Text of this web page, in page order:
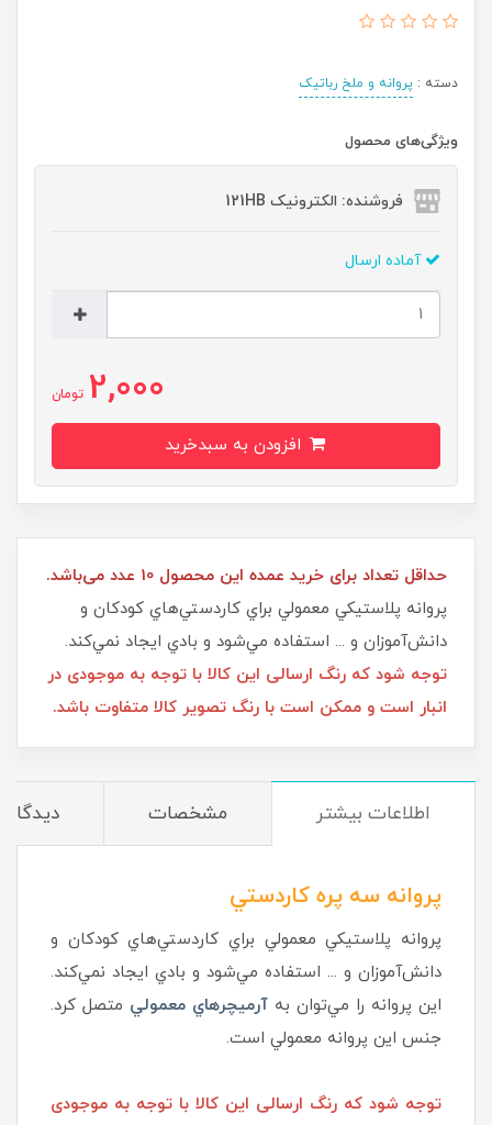
دسته : پروانه و ملخ رباتیک
ویژگی‌های محصول
فروشنده: الکترونیک 121HB
آماده ارسال
2,000 تومان
حداقل تعداد برای خرید عمده این محصول 10 عدد می‌باشد.
پروانه پلاستيكي معمولي براي كاردستي‌هاي كودكان و
دانش‌آموزان و ... استفاده مي‌شود و بادي ايجاد نمي‌كند.
توجه شود که رنگ ارسالی این کالا با توجه به موجودی در
انبار است و ممکن است با رنگ تصویر کالا متفاوت باشد.
اطلاعات بیشتر مشخصات
پروانه سه پره كاردستي
پروانه پلاستيكي معمولي براي كاردستي‌هاي كودكان و
دانش‌آموزان و ... استفاده مي‌شود و بادي ايجاد نمي‌كند.
اين پروانه را مي‌توان به آرميچرهاي معمولي متصل كرد.
جنس اين پروانه معمولي است.
توجه شود که رنگ ارسالی این کالا با توجه به موجودی